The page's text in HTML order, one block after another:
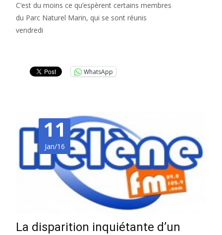
C’est du moins ce qu’espèrent certains membres
du Parc Naturel Marin, qui se sont réunis
vendredi
WhatsApp
11
Jan/16
La disparition inquiétante d’un